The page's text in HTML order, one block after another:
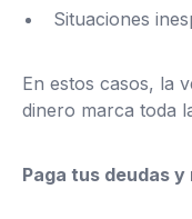
Situaciones
En estos casos, la
dinero marca toda
Paga tus deudas